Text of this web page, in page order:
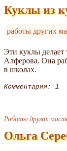
Куклы из
работы других
Эти куклы делает
Алферова. Она
в школах.
Комментарии: 1
Работы других
Ольга